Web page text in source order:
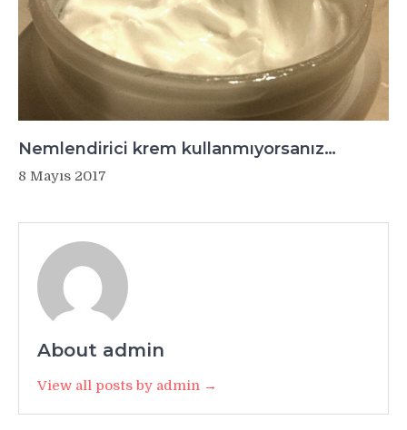
Nemlendirici krem kullanmıyorsanız…
8 Mayıs 2017
About admin
View all posts by admin →